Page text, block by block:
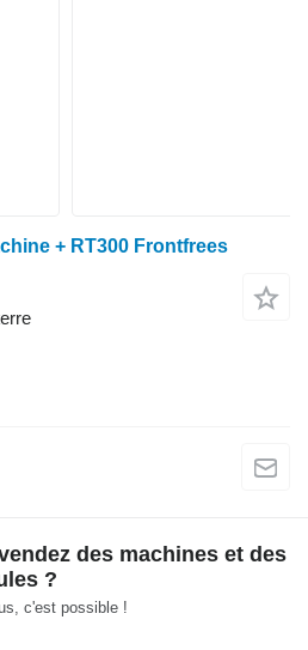
+ RT300 Frontfrees
des machines et des
?
c'est possible !